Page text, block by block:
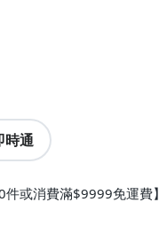
時通
或消費滿$9999免運費】